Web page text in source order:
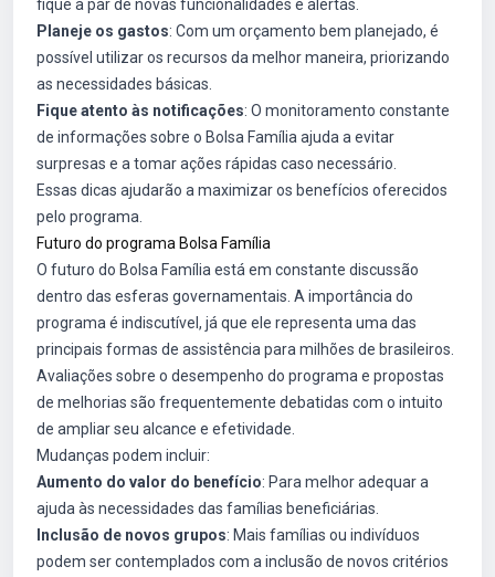
fique a par de novas funcionalidades e alertas.
Planeje os gastos: Com um orçamento bem planejado, é
possível utilizar os recursos da melhor maneira, priorizando
as necessidades básicas.
Fique atento às notificações: O monitoramento constante
de informações sobre o Bolsa Família ajuda a evitar
surpresas e a tomar ações rápidas caso necessário.
Essas dicas ajudarão a maximizar os benefícios oferecidos
pelo programa.
Futuro do programa Bolsa Família
O futuro do Bolsa Família está em constante discussão
dentro das esferas governamentais. A importância do
programa é indiscutível, já que ele representa uma das
principais formas de assistência para milhões de brasileiros.
Avaliações sobre o desempenho do programa e propostas
de melhorias são frequentemente debatidas com o intuito
de ampliar seu alcance e efetividade.
Mudanças podem incluir:
Aumento do valor do benefício: Para melhor adequar a
ajuda às necessidades das famílias beneficiárias.
Inclusão de novos grupos: Mais famílias ou indivíduos
podem ser contemplados com a inclusão de novos critérios